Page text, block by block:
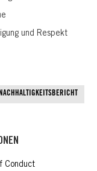
und Respekt
NACHHALTIGKEITSBERICHT
Conduct